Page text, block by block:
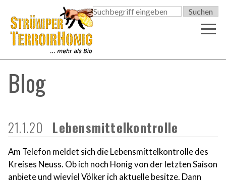

Blog
21.1.20 Lebensmittelkontrolle
Am Telefon meldet sich die Lebensmittelkontrolle des
Kreises Neuss. Ob ich noch Honig von der letzten Saison
anbiete und wieviel Völker ich aktuelle besitze. Dann